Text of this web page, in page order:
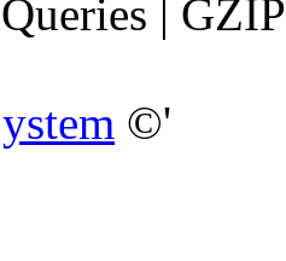
|
©'